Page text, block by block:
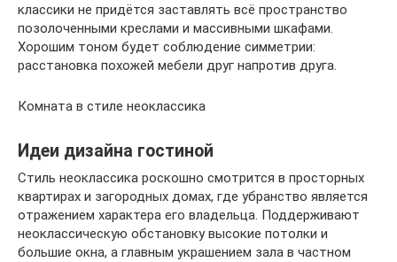
классики не придётся заставлять всё пространство
позолоченными креслами и массивными шкафами.
Хорошим тоном будет соблюдение симметрии:
расстановка похожей мебели друг напротив друга.
Комната в стиле неоклассика
Идеи дизайна гостиной
Стиль неоклассика роскошно смотрится в просторных
квартирах и загородных домах, где убранство является
отражением характера его владельца. Поддерживают
неоклассическую обстановку высокие потолки и
большие окна, а главным украшением зала в частном